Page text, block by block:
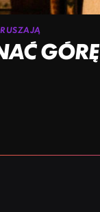
GÓRĘ